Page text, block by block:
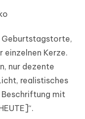
Geburtstagstorte,
einzelnen Kerze.
nur dezente
realistisches
mit